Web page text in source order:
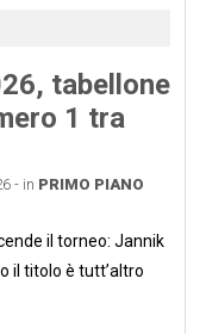
tabellone
1 tra
- in PRIMO PIANO
il torneo: Jannik
il titolo è tutt’altro